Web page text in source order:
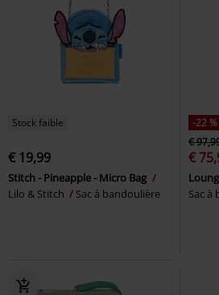
Stock faible
€ 19,99
Stitch - Pineapple - Micro Bag
Lilo & Stitch
Sac à bandoulière
-22 %
€
€
Sac à